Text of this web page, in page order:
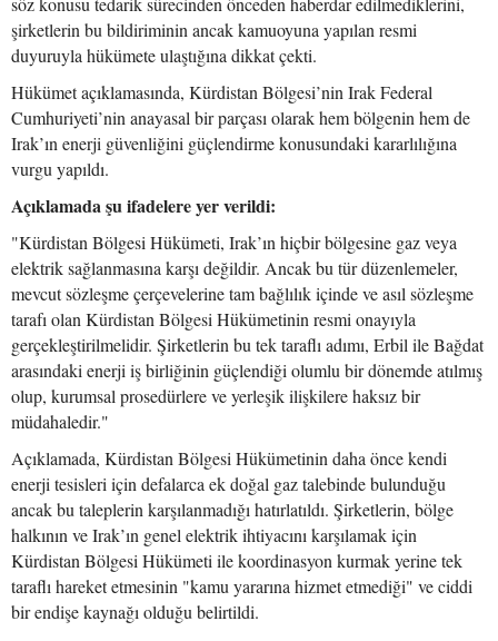
şirketlerin bu bildiriminin ancak kamuoyuna yapılan resmi
duyuruyla hükümete ulaştığına dikkat çekti.
Hükümet açıklamasında, Kürdistan Bölgesi’nin Irak Federal
Cumhuriyeti’nin anayasal bir parçası olarak hem bölgenin hem de
Irak’ın enerji güvenliğini güçlendirme konusundaki kararlılığına
vurgu yapıldı.
Açıklamada şu ifadelere yer verildi:
"Kürdistan Bölgesi Hükümeti, Irak’ın hiçbir bölgesine gaz veya
elektrik sağlanmasına karşı değildir. Ancak bu tür düzenlemeler,
mevcut sözleşme çerçevelerine tam bağlılık içinde ve asıl sözleşme
tarafı olan Kürdistan Bölgesi Hükümetinin resmi onayıyla
gerçekleştirilmelidir. Şirketlerin bu tek taraflı adımı, Erbil ile Bağdat
arasındaki enerji iş birliğinin güçlendiği olumlu bir dönemde atılmış
olup, kurumsal prosedürlere ve yerleşik ilişkilere haksız bir
müdahaledir."
Açıklamada, Kürdistan Bölgesi Hükümetinin daha önce kendi
enerji tesisleri için defalarca ek doğal gaz talebinde bulunduğu
ancak bu taleplerin karşılanmadığı hatırlatıldı. Şirketlerin, bölge
halkının ve Irak’ın genel elektrik ihtiyacını karşılamak için
Kürdistan Bölgesi Hükümeti ile koordinasyon kurmak yerine tek
taraflı hareket etmesinin "kamu yararına hizmet etmediği" ve ciddi
bir endişe kaynağı olduğu belirtildi.